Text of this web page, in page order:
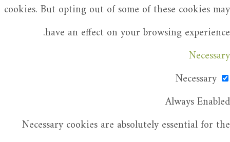
cookies. But opting out of some of these cookies may
have an effect on your browsing experience.
Necessary
Necessary
Always Enabled
Necessary cookies are absolutely essential for the